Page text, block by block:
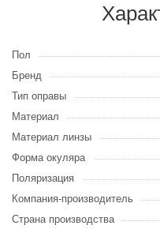
Пол
Бренд
Тип оправы
Материал
Материал линзы
Форма окуляра
Поляризация
Компания-производитель
Страна производства